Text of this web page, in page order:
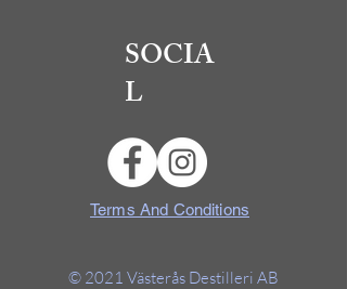
SOCIA
L
Terms And Conditions
© 2021 Västerås Destilleri AB